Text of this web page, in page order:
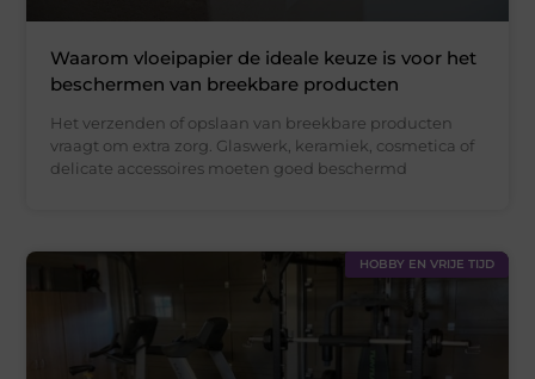
Waarom vloeipapier de ideale keuze is voor het
beschermen van breekbare producten
Het verzenden of opslaan van breekbare producten
vraagt om extra zorg. Glaswerk, keramiek, cosmetica of
delicate accessoires moeten goed beschermd
HOBBY EN VRIJE TIJD